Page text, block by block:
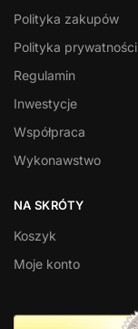
Polityka zakupów
Polityka prywatności
Regulamin
Inwestycje
Współpraca
Wykonawstwo
NA SKRÓTY
Koszyk
Moje konto